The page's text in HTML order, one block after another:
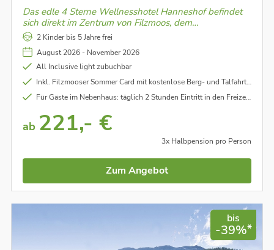
Das edle 4 Sterne Wellnesshotel Hanneshof befindet
sich direkt im Zentrum von Filzmoos, dem
romantischen Bergdorf im Herzen Österreichs.
Entdecke die atemberaubende Naturkulisse am Fuße
der Bischofsmütze.
2 Kinder bis 5 Jahre frei
August 2026 - November 2026
All Inclusive light zubuchbar
Inkl. Filzmooser Sommer Card mit kostenlose Berg- und Talfahrtn auf den Rossbrand, Kostenloser Einritt in den Freizeitpark Filzmoos, Bergyoga, Aquafitness uvm. (für alle Zimmerkategorien)
Für Gäste im Nebenhaus: täglich 2 Stunden Eintritt in den Freizeitpark Filzmoos mit Hallenbad- und Freischwimmbad
ab 221,- €
3x Halbpension pro Person
Zum Angebot
bis
-39%*